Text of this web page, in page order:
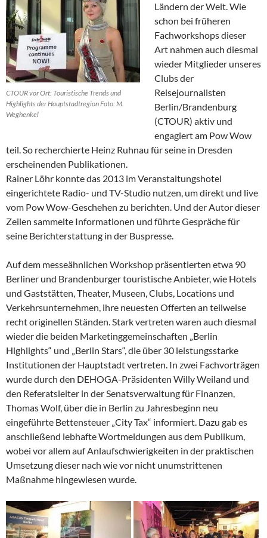
CTOUR vor Ort: Touristische Trends und
Highlights der Hauptstadtregion Foto: M.
Weghenkel
Ländern der Welt. Wie
schon bei früheren
Fachworkshops dieser
Art nahmen auch diesmal
wieder Mitglieder unseres
Clubs der
Reisejournalisten
Berlin/Brandenburg
(CTOUR) aktiv und
engagiert am Pow Wow
teil. So recherchierte Heinz Ruhnau für seine in Dresden
erscheinenden Publikationen.
Rainer Löhr konnte das 2013 im Veranstaltungshotel
eingerichtete Radio- und TV-Studio nutzen, um direkt und live
vom Pow Wow-Geschehen zu berichten. Und der Autor dieser
Zeilen sammelte Informationen und führte Gespräche für
seine Berichterstattung in der Buspresse.
Auf dem messeähnlichen Workshop präsentierten etwa 90
Berliner und Brandenburger touristische Anbieter, wie Hotels
und Gaststätten, Theater, Museen, Clubs, Locations und
Verkehrsunternehmen, ihre neuesten Offerten an teilweise
recht originellen Ständen. Stark vertreten waren auch diesmal
wieder die beiden Marketinggemeinschaften „Berlin
Highlights“ und „Berlin Stars“, die über 30 leistungsstarke
Institutionen der Hauptstadt vertreten. In zwei Fachvorträgen
wurde durch den DEHOGA-Präsidenten Willy Weiland und
den Referatsleiter in der Senatsverwaltung für Finanzen,
Thomas Wolf, über die in Berlin zu Jahresbeginn neu
eingeführte Bettensteuer „City Tax“ informiert. Dazu gab es
anschließend lebhafte Wortmeldungen aus dem Publikum,
wobei vor allem auf Anlaufschwierigkeiten in der praktischen
Umsetzung dieser nach wie vor nicht unumstrittenen
Maßnahme hingewiesen wurde.